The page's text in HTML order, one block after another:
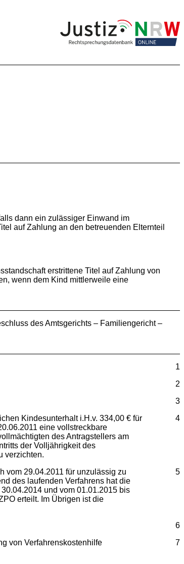
dann ein zulässiger Einwand im
auf Zahlung an den betreuenden Elternteil
erstrittene Titel auf Zahlung von
wenn dem Kind mittlerweile eine
des Amtsgerichts – Familiengericht –
1
2
3
4
Kindesunterhalt i.H.v. 334,00 € für
eine vollstreckbare
des Antragstellers am
der Volljährigkeit des
verzichten.
5
vom 29.04.2011 für unzulässig zu
des laufenden Verfahrens hat die
und vom 01.01.2015 bis
erteilt. Im Übrigen ist die
6
7
von Verfahrenskostenhilfe